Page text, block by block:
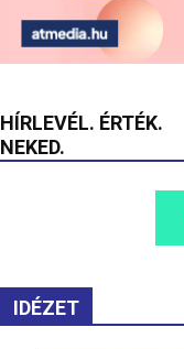
HÍRLEVÉL. ÉRTÉK.
NEKED.
IDÉZET